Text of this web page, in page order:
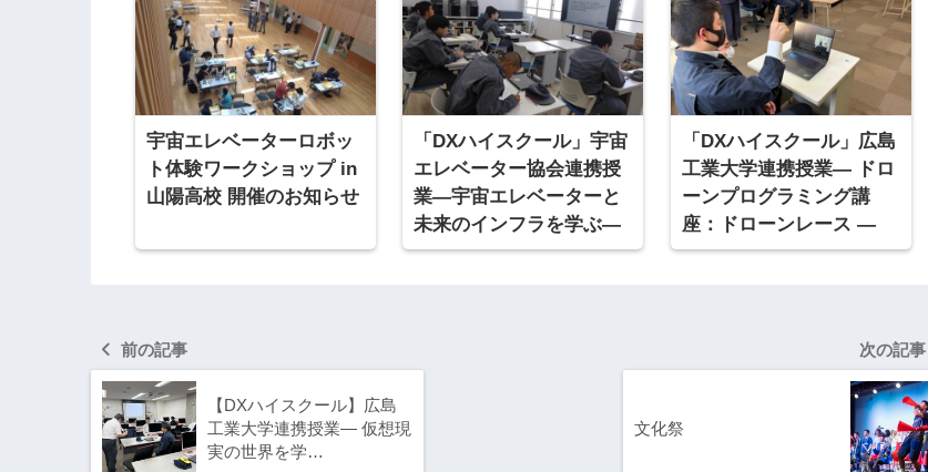
宇宙エレベーターロボッ
ト体験ワークショップ in
山陽高校 開催のお知らせ
「DXハイスクール」宇宙
エレベーター協会連携授
業―宇宙エレベーターと
未来のインフラを学ぶ―
「DXハイスクール」広島
工業大学連携授業― ドロ
ーンプログラミング講
座：ドローンレース ―
前の記事
【DXハイスクール】広島
工業大学連携授業― 仮想現
実の世界を学…
次の記事
文化祭